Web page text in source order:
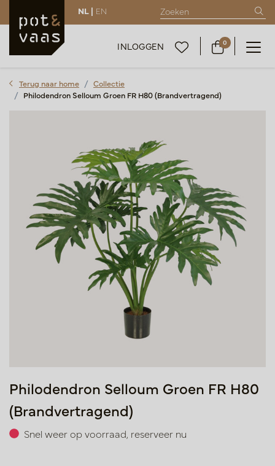
NL | EN
INLOGGEN 0
Terug naar home
Collectie
Philodendron Selloum Groen FR H80 (Brandvertragend)
Philodendron Selloum Groen FR H80
(Brandvertragend)
Snel weer op voorraad, reserveer nu